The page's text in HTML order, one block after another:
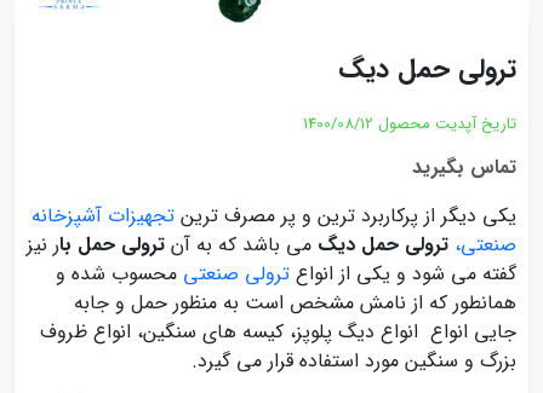
ترولی حمل دیگ
تاریخ آپدیت محصول 1400/08/12
تماس بگیرید
یکی دیگر از پرکاربرد ترین و پر مصرف ترین تجهیزات آشپزخانه
صنعتی، ترولی حمل دیگ می باشد که به آن ترولی حمل بار نیز
گفته می شود و یکی از انواع ترولی صنعتی محسوب شده و
همانطور که از نامش مشخص است به منظور حمل و جابه
جایی انواع انواع دیگ پلوپز، کیسه های سنگین، انواع ظروف
بزرگ و سنگین مورد استفاده قرار می گیرد.